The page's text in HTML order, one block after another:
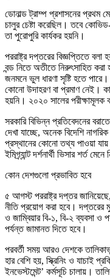
ডোনাল্ড ট্রাম্প প্রশাসনের প্রথম
চালুর চেষ্টা করেছিল। তবে
তা পুরোপুরি কার্যকর হয়নি।
পররাষ্ট্র দপ্তরের বিজ্ঞপ্তিতে বলা
বন্ড নিতে অতীতে নিরুৎসাহিত
জনমনে ভুল ধারণা সৃষ্টি হতে
কোনো উদাহরণ বা প্রমাণ নেই।
হয়নি। ২০২০ সালের পরীক্ষামূলক
সরকারি বিভিন্ন প্রতিবেদনের
দেখা যাচ্ছে, অনেক বিদেশি
প্রস্থানের কোনো তথ্য পাওয়া
ইমিগ্র্যান্ট দর্শনার্থী ভিসার শর্ত
কোন দেশগুলো প্রভাবিত হবে
৫ আগস্ট পররাষ্ট্র দপ্তর
নীতি প্রয়োগ করা হবে। দপ্তরের
ও জাম্বিয়ার বি-১, বি-২ ব্যবসা ও
পর্যন্ত জামানত দিতে হবে।
পরবর্তী সময় আরও দেশকে
হার বেশি হয়, স্ক্রিনিং ও যাচাই
ইনভেস্টমেন্ট’ কর্মসূচি চালায়।